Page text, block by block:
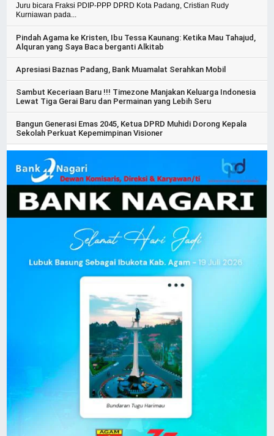
Juru bicara Fraksi PDIP-PPP DPRD Kota Padang, Cristian Rudy
Kurniawan pada...
Pindah Agama ke Kristen, Ibu Tessa Kaunang: Ketika Mau Tahajud,
Alquran yang Saya Baca berganti Alkitab
Apresiasi Baznas Padang, Bank Muamalat Serahkan Mobil
Sambut Keceriaan Baru !!! Timezone Manjakan Keluarga Indonesia
Lewat Tiga Gerai Baru dan Permainan yang Lebih Seru
Bangun Generasi Emas 2045, Ketua DPRD Muhidi Dorong Kepala
Sekolah Perkuat Kepemimpinan Visioner